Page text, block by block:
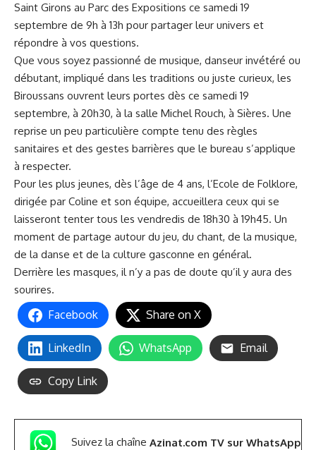
Saint Girons au Parc des Expositions ce samedi 19
septembre de 9h à 13h pour partager leur univers et
répondre à vos questions.
Que vous soyez passionné de musique, danseur invétéré ou
débutant, impliqué dans les traditions ou juste curieux, les
Biroussans ouvrent leurs portes dès ce samedi 19
septembre, à 20h30, à la salle Michel Rouch, à Sières. Une
reprise un peu particulière compte tenu des règles
sanitaires et des gestes barrières que le bureau s’applique
à respecter.
Pour les plus jeunes, dès l’âge de 4 ans, l’Ecole de Folklore,
dirigée par Coline et son équipe, accueillera ceux qui se
laisseront tenter tous les vendredis de 18h30 à 19h45. Un
moment de partage autour du jeu, du chant, de la musique,
de la danse et de la culture gasconne en général.
Derrière les masques, il n’y a pas de doute qu’il y aura des
sourires.
Facebook Share on X
LinkedIn WhatsApp Email
Copy Link
Suivez la chaîne Azinat.com TV sur WhatsApp